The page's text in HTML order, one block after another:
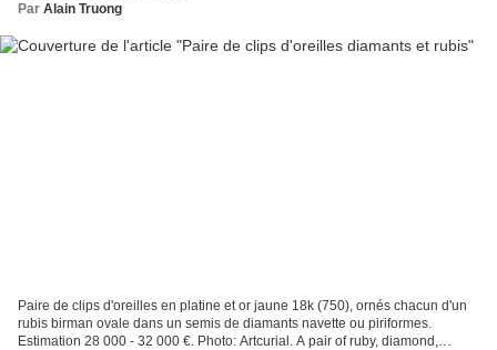
Par Alain Truong
Paire de clips d'oreilles en platine et or jaune 18k (750), ornés chacun d'un
rubis birman ovale dans un semis de diamants navette ou piriformes.
Estimation 28 000 - 32 000 €. Photo: Artcurial. A pair of ruby, diamond,